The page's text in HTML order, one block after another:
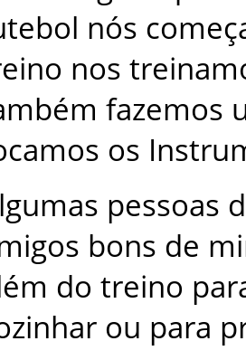
nós
nos
fazemos
os
pessoas
bons de
do treino
ou para